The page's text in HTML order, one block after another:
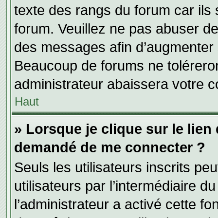
texte des rangs du forum car ils
forum. Veuillez ne pas abuser
des messages afin
Beaucoup de forums ne
administrateur abaissera votre
Haut
» Lorsque je clique sur le lien
demandé de me connecter ?
Seuls les utilisateurs inscrits
utilisateurs par l’intermédiaire
l’administrateur a activé cette